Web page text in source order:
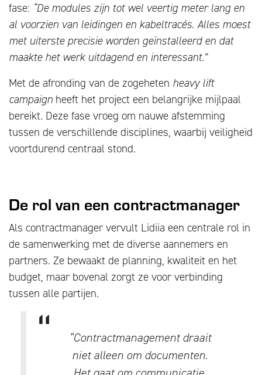
fase: “De modules zijn tot wel veertig meter lang en
al voorzien van leidingen en kabeltracés. Alles moest
met uiterste precisie worden geïnstalleerd en dat
maakte het werk uitdagend en interessant.”
Met de afronding van de zogeheten heavy lift
campaign heeft het project een belangrijke mijlpaal
bereikt. Deze fase vroeg om nauwe afstemming
tussen de verschillende disciplines, waarbij veiligheid
voortdurend centraal stond.
De rol van een contractmanager
Als contractmanager vervult Lidiia een centrale rol in
de samenwerking met de diverse aannemers en
partners. Ze bewaakt de planning, kwaliteit en het
budget, maar bovenal zorgt ze voor verbinding
tussen alle partijen.
“Contractmanagement draait
niet alleen om documenten.